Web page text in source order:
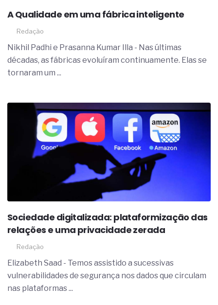
A Qualidade em uma fábrica inteligente
Redação
Nikhil Padhi e Prasanna Kumar Illa - Nas últimas
décadas, as fábricas evoluíram continuamente. Elas se
tornaram um ...
Sociedade digitalizada: plataformização das
relações e uma privacidade zerada
Redação
Elizabeth Saad - Temos assistido a sucessivas
vulnerabilidades de segurança nos dados que circulam
nas plataformas ...